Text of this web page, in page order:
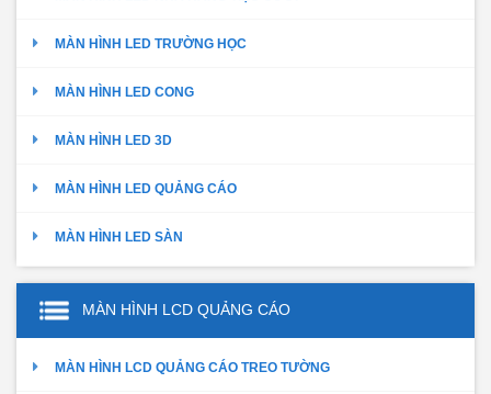
MÀN HÌNH LED TRƯỜNG HỌC
MÀN HÌNH LED CONG
MÀN HÌNH LED 3D
MÀN HÌNH LED QUẢNG CÁO
MÀN HÌNH LED SÀN
MÀN HÌNH LCD QUẢNG CÁO
MÀN HÌNH LCD QUẢNG CÁO TREO TƯỜNG